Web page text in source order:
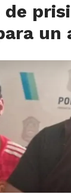
de
un